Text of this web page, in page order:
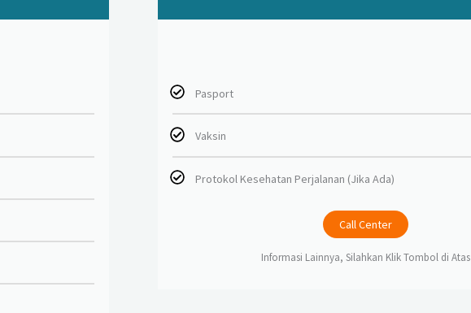
Pasport
Vaksin
Protokol Kesehatan Perjalanan (Jika Ada)
Call Center
Informasi Lainnya, Silahkan Klik Tombol di Atas